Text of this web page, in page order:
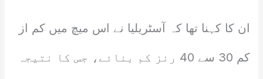
ان کا کہنا تھا کہ آسٹریلیا نے اس میچ میں کم از
کم 30 سے 40 رنز کم بنائے، جس کا نتیجہ